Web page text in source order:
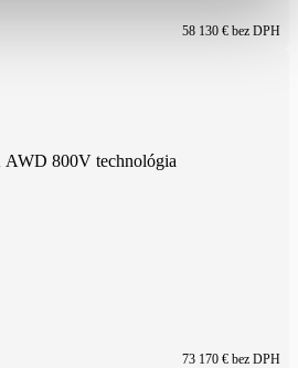
58 130 € bez DPH
800V technológia
73 170 € bez DPH